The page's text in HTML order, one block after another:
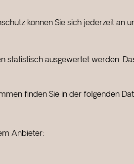
können Sie sich jederzeit an
statistisch ausgewertet werden.
finden Sie in der folgenden
Anbieter: